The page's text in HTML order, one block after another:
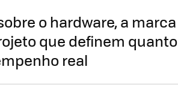
o hardware, a marca
que definem quanto
real